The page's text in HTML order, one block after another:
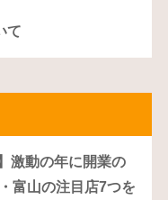
て
激動の年に開業の
富山の注目店7つを